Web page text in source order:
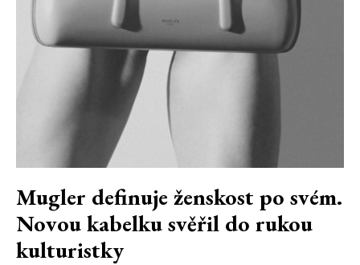
Mugler definuje ženskost po svém.
Novou kabelku svěřil do rukou
kulturistky